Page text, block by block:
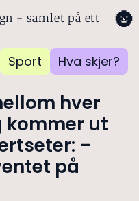
- samlet på ett
Sport Hva skjer?
🌚
hver
kommer ut
–
på